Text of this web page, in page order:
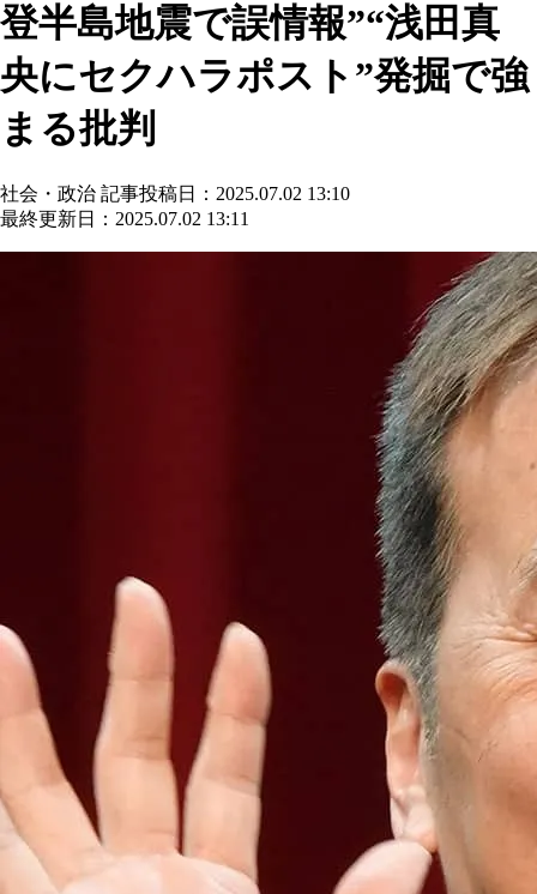
登半島地震で誤情報”“浅田真
央にセクハラポスト”発掘で強
まる批判
社会・政治 記事投稿日：2025.07.02 13:10
最終更新日：2025.07.02 13:11